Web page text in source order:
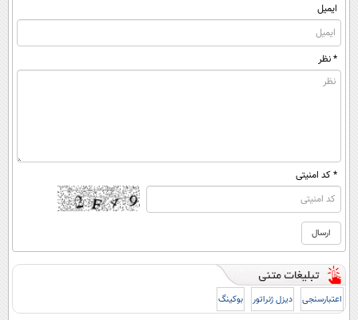
ایمیل
* نظر
* کد امنیتی
اعتبارسنجی دیزل ژنراتور بوکینگ